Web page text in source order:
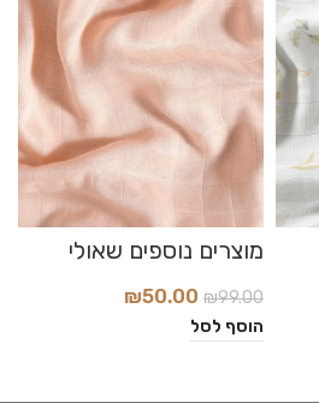
₪99.00
₪50.00
הוסף לסל